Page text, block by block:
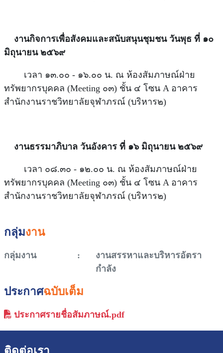
งานกิจการเพื่อสังคมและสนับสนุนชุมชน วันพุธ ที่ ๑๐
มิถุนายน ๒๕๖๙
เวลา ๑๓.๐๐ - ๑๖.๐๐ น. ณ ห้องสัมภาษณ์ฝ่าย
ทรัพยากรบุคคล (Meeting ๐๓) ชั้น ๔ โซน A อาคาร
สำนักงานราชวิทยาลัยจุฬาภรณ์ (บริหาร๒)
งานธรรมาภิบาล วันอังคาร ที่ ๑๖ มิถุนายน ๒๕๖๙
เวลา ๐๘.๓๐ - ๑๒.๐๐ น. ณ ห้องสัมภาษณ์ฝ่าย
ทรัพยากรบุคคล (Meeting ๐๓) ชั้น ๔ โซน A อาคาร
สำนักงานราชวิทยาลัยจุฬาภรณ์ (บริหาร๒)
กลุ่มงาน
กลุ่มงาน :
งานสรรหาและบริหารอัตรา
กำลัง
ประกาศฉบับเต็ม
ประกาศรายชื่อสัมภาษณ์.pdf
ติดต่อเรา